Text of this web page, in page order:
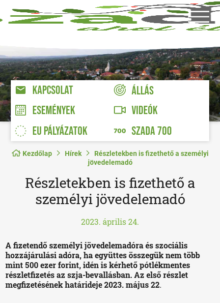
KAPCSOLAT
ÁLLÁS
ESEMÉNYEK
VIDEÓK
EU PÁLYÁZATOK
SZADA 700
Kezdőlap Hírek
Részletekben is fizethető a személyi
jövedelemadó
Részletekben is fizethető a
személyi jövedelemadó
2023. április 24.
A fizetendő személyi jövedelemadóra és szociális
hozzájárulási adóra, ha együttes összegük nem több
mint 500 ezer forint, idén is kérhető pótlékmentes
részletfizetés az szja-bevallásban. Az első részlet
megfizetésének határideje 2023. május 22.